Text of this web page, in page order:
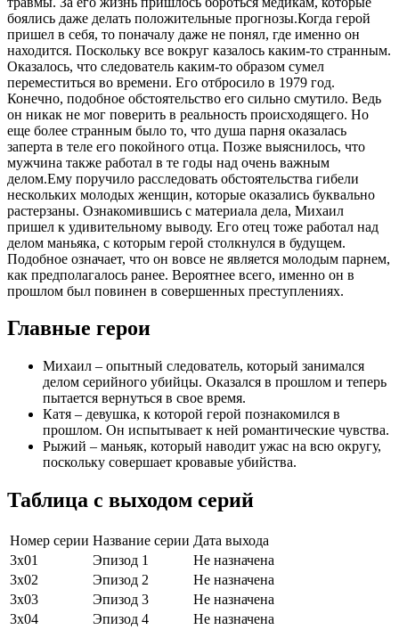
боялись даже делать положительные прогнозы.Когда герой
пришел в себя, то поначалу даже не понял, где именно он
находится. Поскольку все вокруг казалось каким-то странным.
Оказалось, что следователь каким-то образом сумел
переместиться во времени. Его отбросило в 1979 год.
Конечно, подобное обстоятельство его сильно смутило. Ведь
он никак не мог поверить в реальность происходящего. Но
еще более странным было то, что душа парня оказалась
заперта в теле его покойного отца. Позже выяснилось, что
мужчина также работал в те годы над очень важным
делом.Ему поручило расследовать обстоятельства гибели
нескольких молодых женщин, которые оказались буквально
растерзаны. Ознакомившись с материала дела, Михаил
пришел к удивительному выводу. Его отец тоже работал над
делом маньяка, с которым герой столкнулся в будущем.
Подобное означает, что он вовсе не является молодым парнем,
как предполагалось ранее. Вероятнее всего, именно он в
прошлом был повинен в совершенных преступлениях.
Главные герои
Михаил – опытный следователь, который занимался
делом серийного убийцы. Оказался в прошлом и теперь
пытается вернуться в свое время.
Катя – девушка, к которой герой познакомился в
прошлом. Он испытывает к ней романтические чувства.
Рыжий – маньяк, который наводит ужас на всю округу,
поскольку совершает кровавые убийства.
Таблица с выходом серий
Номер серии Название серии Дата выхода
3х01
Эпизод 1
Не назначена
3х02
Эпизод 2
Не назначена
3х03
Эпизод 3
Не назначена
3х04
Эпизод 4
Не назначена